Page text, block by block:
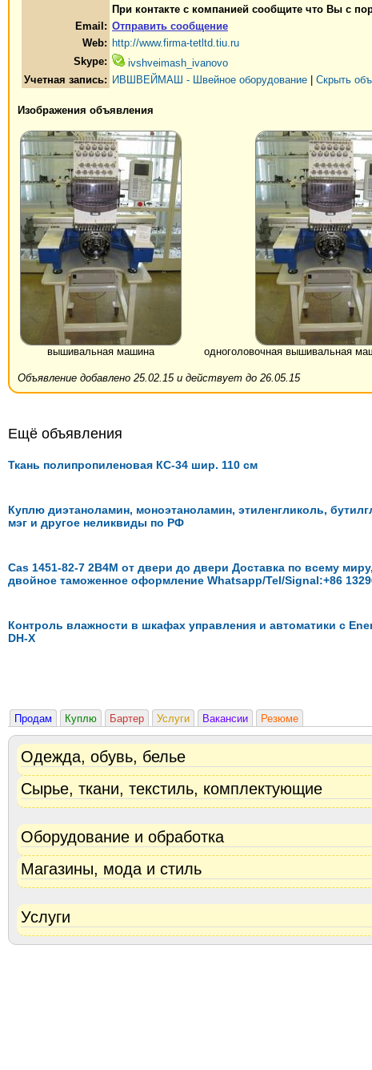
При контакте с компанией сообщите что Вы с
Email: Отправить сообщение
Web: http://www.firma-tetltd.tiu.ru
Skype:
ivshveimash_ivanovo
Учетная запись: ИВШВЕЙМАШ - Швейное оборудование Скрыть
Изображения объявления
вышивальная машина одноголовочная вышивальная
Объявление добавлено 25.02.15 и действует до 26.05.15
Ещё объявления
Ткань полипропиленовая КС-34 шир. 110 см
Куплю диэтаноламин, моноэтаноламин, этиленгликоль,
мэг и другое неликвиды по РФ
Cas 1451-82-7 2B4M от двери до двери Доставка по всему миру,
двойное таможенное оформление Whatsapp/Tel/Signal:+86
Контроль влажности в шкафах управления и автоматики с
DH-X
Продам Куплю Бартер Услуги Вакансии Резюме
Одежда, обувь, белье
Сырье, ткани, текстиль, комплектующие
Оборудование и обработка
Магазины, мода и стиль
Услуги